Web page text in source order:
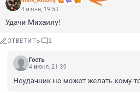
4 июня, 19:53
Удачи Михаилу!
ОТВЕТИТЬ 2
Гость
4 июня, 21:39
Неудачник не может желать кому-